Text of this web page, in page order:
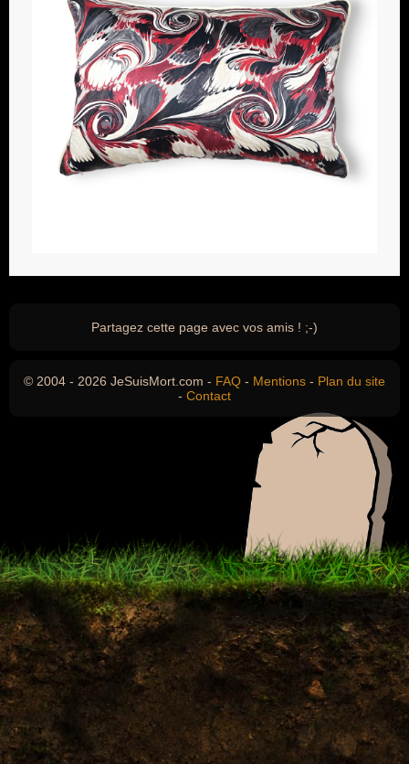
Partagez cette page avec vos amis ! ;-)
© 2004 - 2026 JeSuisMort.com - FAQ - Mentions - Plan du site
- Contact